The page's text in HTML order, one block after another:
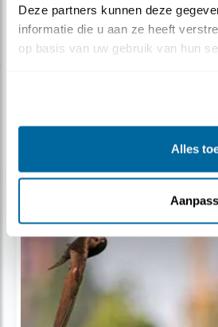
Deze partners kunnen deze
informatie die u aan ze heeft
op basis van uw gebruik van hun
Alles